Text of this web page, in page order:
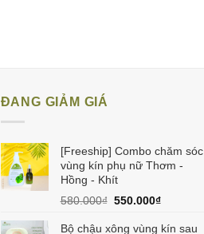
ĐANG GIẢM GIÁ
[Freeship] Combo chăm sóc
vùng kín phụ nữ Thơm -
Hồng - Khít
580.000₫ Giá
là:
550.000₫Giá
tại
Bộ chậu xông vùng kín sau